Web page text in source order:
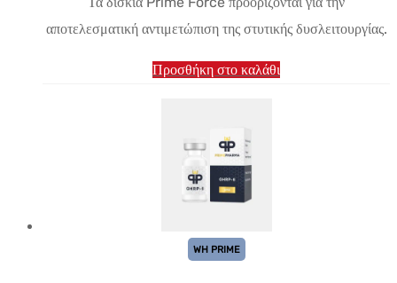
$23.07.
αποτελεσματική αντιμετώπιση της στυτικής δυσλειτουργίας.
Προσθήκη στο καλάθι
WH PRIME